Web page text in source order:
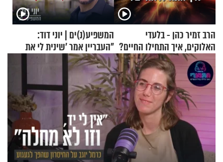
הרב זמיר כהן - בלעדי
האלוקים, איך התחילו החיים?
המשפיע(נ)ים | יוני דוד:
"העבריין אמר 'שינית לי את
החיים מהקצה אל הקצה'"